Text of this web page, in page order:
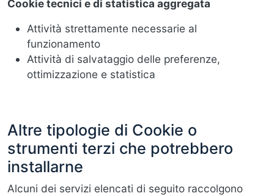
Cookie tecnici e di statistica aggregata
Attività strettamente necessarie al
funzionamento
Attività di salvataggio delle preferenze,
ottimizzazione e statistica
Altre tipologie di Cookie o
strumenti terzi che potrebbero
installarne
Alcuni dei servizi elencati di seguito raccolgono